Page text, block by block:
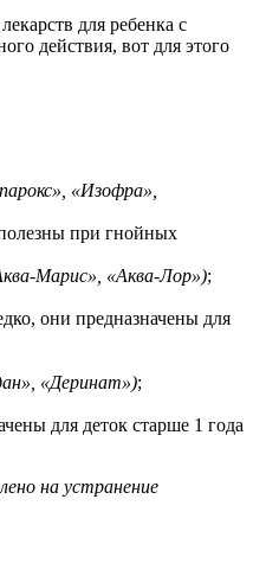
для ребенка с
действия, вот для этого
«Изофра»,
при гнойных
Марис», «Аква-Лор»);
они предназначены для
«Деринат»);
для деток старше 1 года
на устранение